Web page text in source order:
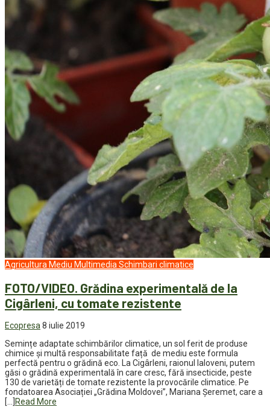
Agricultura Mediu Multimedia Schimbari climatice
FOTO/VIDEO. Grădina experimentală de la
Cigârleni, cu tomate rezistente
Ecopresa 8 iulie 2019
Semințe adaptate schimbărilor climatice, un sol ferit de produse
chimice și multă responsabilitate față de mediu este formula
perfectă pentru o grădină eco. La Cigârleni, raionul Ialoveni, putem
găsi o grădină experimentală în care cresc, fără insecticide, peste
130 de varietăți de tomate rezistente la provocările climatice. Pe
fondatoarea Asociației „Grădina Moldovei”, Mariana Șeremet, care a
[…]
Read More